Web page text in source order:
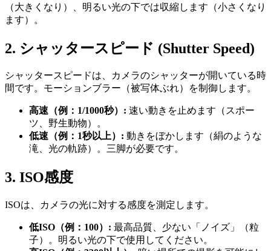
（大きくなり）、明るい光の下では収縮します（小さくなり
ます）。
2. シャッタースピード (Shutter Speed)
シャッタースピードは、カメラのシャッターが開いている時
間です。モーションブラー（被写体ぶれ）を制御します。
高速（例：1/1000秒）: 速い動きを止めます（スポー
ツ、野生動物）。
低速（例：1秒以上）: 動きをぼかします（絹のような
滝、光の軌跡）。三脚が必要です。
3. ISO感度
ISOは、カメラの光に対する感度を測定します。
低ISO（例：100）: 最高品質、少ない「ノイズ」（粒
子）。明るい光の下で使用してください。